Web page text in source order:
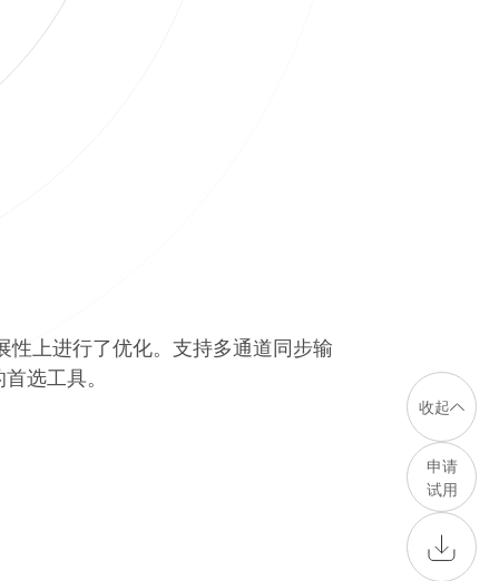
上进行了优化。支持多通道同步输
选工具。
收起
申请
试用